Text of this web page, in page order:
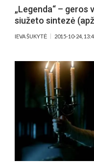
„Legenda“ – geros
siužeto sintezė
IEVA ŠUKYTĖ 2015-10-24,